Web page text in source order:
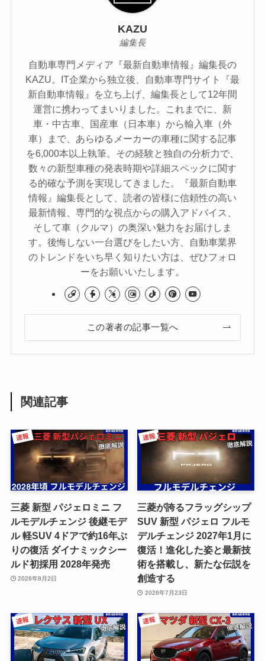
KAZU
編集長
自動車専門メディア『最新自動車情報』編集長の
KAZU。IT企業から独立後、自動車専門サイト『最
新自動車情報』を立ち上げ、編集長として12年間
運営に携わってまいりました。これまでに、新
車・中古車、国産車（日本車）から輸入車（外
車）まで、あらゆるメーカーの車種に関する記事
を6,000本以上執筆。その経験と独自の分析力で、
数々の新型車種の発表時期や詳細スペックに関す
る的確な予測を実現してきました。『最新自動車
情報』編集長として、読者の皆様に信頼性の高い
最新情報、専門的な視点からの購入アドバイス、
そして車（クルマ）の奥深い魅力をお届けしま
す。後悔しない一台選びをしたい方、自動車業界
のトレンドをいち早く知りたい方は、ぜひフォロ
ーをお願いいたします。
この著者の記事一覧へ
関連記事
三菱 新型 パジェロミニ フ
ルモデルチェンジ 後継モデ
ル 軽SUV 4ドアで約16年ぶ
りの復活 ダイナミックシー
ルド初採用 2028年発売
2026年8月2日
三菱が誇るフラッグシップ
SUV 新型 パジェロ フルモ
デルチェンジ 2027年1月に
復活！進化した姿と最新技
術を搭載し、新たな伝説を
創造する
2026年7月23日